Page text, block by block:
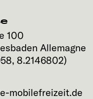
100
Allemagne
, 8.2146802)
mobilefreizeit.de